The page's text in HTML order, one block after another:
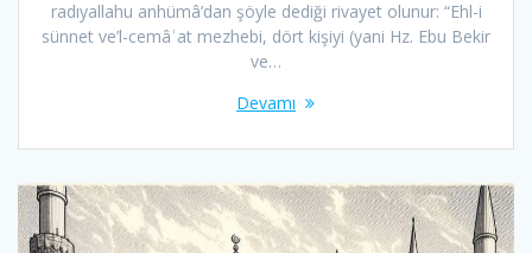
radıyallahu anhümâ’dan şöyle dediği rivayet olunur: “Ehl-i
sünnet ve’l-cemâʿat mezhebi, dört kişiyi (yani Hz. Ebu Bekir
ve…
Devamı